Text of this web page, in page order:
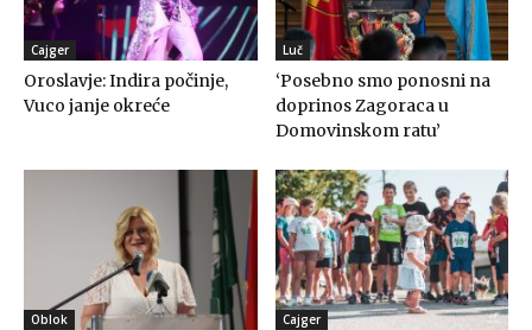
Cajger
Oroslavje: Indira počinje,
Vuco janje okreće
Luč
‘Posebno smo ponosni na
doprinos Zagoraca u
Domovinskom ratu’
Oblok Cajger